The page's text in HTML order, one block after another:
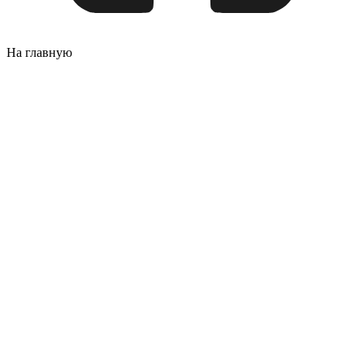
На главную